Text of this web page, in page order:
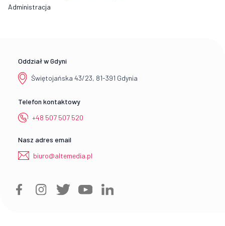
Administracja
Oddział w Gdyni
Świętojańska 43/23, 81-391 Gdynia
Telefon kontaktowy
+48 507 507 520
Nasz adres email
biuro@altemedia.pl